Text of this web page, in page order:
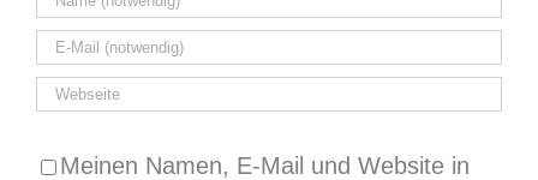
Meinen Namen, E-Mail und Website in